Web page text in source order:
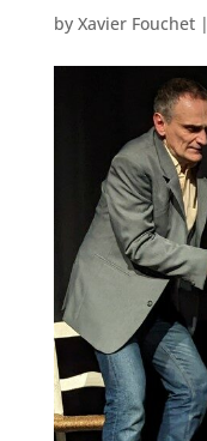
by Xavier Fouchet|